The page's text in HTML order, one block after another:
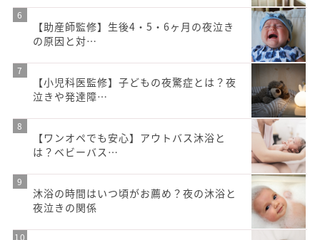
【助産師監修】生後4・5・6ヶ月の夜泣き
の原因と対…
【小児科医監修】子どもの夜驚症とは？夜
泣きや発達障…
【ワンオペでも安心】アウトバス沐浴と
は？ベビーバス…
沐浴の時間はいつ頃がお薦め？夜の沐浴と
夜泣きの関係